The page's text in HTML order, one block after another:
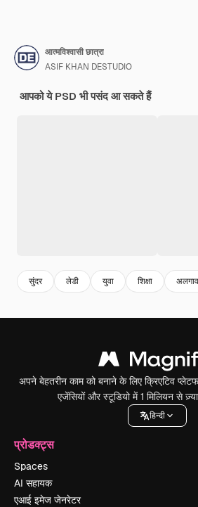
आत्मविश्वासी छात्रा
ASIF KHAN DESTUDIO
आपको ये PSD भी पसंद आ सकते हैं
सुंदर लेडी युवा शिक्षा अलगाव
अपने बेहतरीन काम को बनाने के लिए क्रिएटिव
एजेंसियों और स्टूडियो में 1 मिलियन से
हिन्दी
प्रोडक्ट्स
Spaces
AI सहायक
एआई इमेज जेनरेटर